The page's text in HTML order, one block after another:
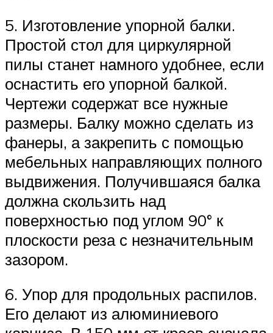
5. Изготовление упорной балки.
Простой стол для циркулярной
пилы станет намного удобнее, если
оснастить его упорной балкой.
Чертежи содержат все нужные
размеры. Балку можно сделать из
фанеры, а закрепить с помощью
мебельных направляющих полного
выдвижения. Получившаяся балка
должна скользить над
поверхностью под углом 90° к
плоскости реза с незначительным
зазором.
6. Упор для продольных распилов.
Его делают из алюминиевого